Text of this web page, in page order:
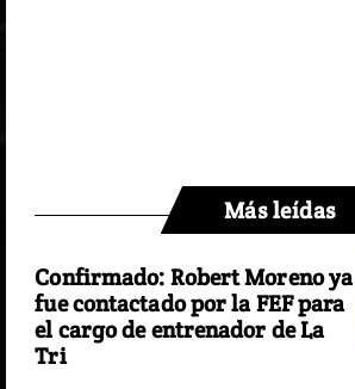
Más leídas
Confirmado: Robert Moreno ya
fue contactado por la FEF para
el cargo de entrenador de La
Tri